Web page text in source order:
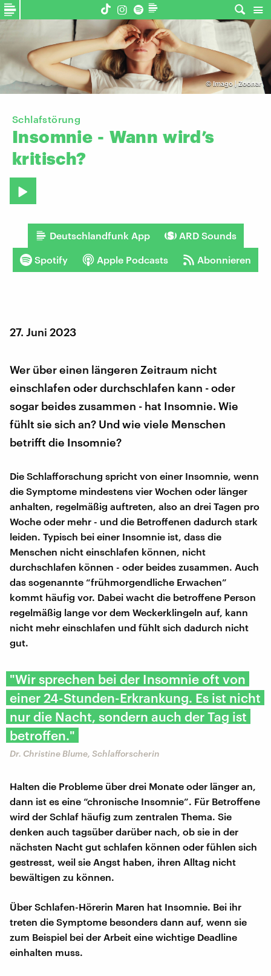
©Imago | Zoonar
Schlafstörung
Insomnie - Wann wird’s
kritisch?
Deutschlandfunk App ARD Sounds
Spotify Apple Podcasts Abonnieren
27. Juni 2023
Wer über einen längeren Zeitraum nicht
einschlafen oder durchschlafen kann - oder
sogar beides zusammen - hat Insomnie. Wie
fühlt sie sich an? Und wie viele Menschen
betrifft die Insomnie?
Die Schlafforschung spricht von einer Insomnie, wenn
die Symptome mindestens vier Wochen oder länger
anhalten, regelmäßig auftreten, also an drei Tagen pro
Woche oder mehr - und die Betroffenen dadurch stark
leiden. Typisch bei einer Insomnie ist, dass die
Menschen nicht einschlafen können, nicht
durchschlafen können - oder beides zusammen. Auch
das sogenannte “frühmorgendliche Erwachen”
kommt häufig vor. Dabei wacht die betroffene Person
regelmäßig lange vor dem Weckerklingeln auf, kann
nicht mehr einschlafen und fühlt sich dadurch nicht
gut.
"Wir sprechen bei der Insomnie oft von
einer 24-Stunden-Erkrankung. Es ist nicht
nur die Nacht, sondern auch der Tag ist
betroffen."
Dr. Christine Blume, Schlafforscherin
Halten die Probleme über drei Monate oder länger an,
dann ist es eine “chronische Insomnie”. Für Betroffene
wird der Schlaf häufig zum zentralen Thema. Sie
denken auch tagsüber darüber nach, ob sie in der
nächsten Nacht gut schlafen können oder fühlen sich
gestresst, weil sie Angst haben, ihren Alltag nicht
bewältigen zu können.
Über Schlafen-Hörerin Maren hat Insomnie. Bei ihr
treten die Symptome besonders dann auf, wenn sie
zum Beispiel bei der Arbeit eine wichtige Deadline
einhalten muss.